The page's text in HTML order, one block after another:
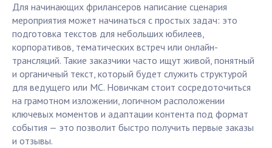
Для начинающих фрилансеров написание сценария
мероприятия может начинаться с простых задач: это
подготовка текстов для небольших юбилеев,
корпоративов, тематических встреч или онлайн-
трансляций. Такие заказчики часто ищут живой, понятный
и органичный текст, который будет служить структурой
для ведущего или MC. Новичкам стоит сосредоточиться
на грамотном изложении, логичном расположении
ключевых моментов и адаптации контента под формат
события — это позволит быстро получить первые заказы
и отзывы.